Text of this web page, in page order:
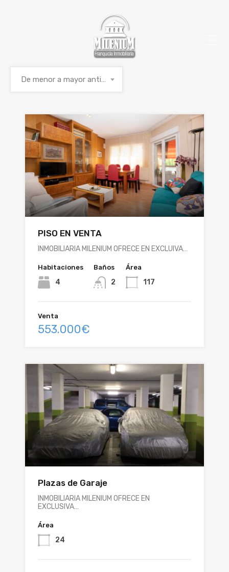
De menor a mayor antigüedad
PISO EN VENTA
INMOBILIARIA MILENIUM OFRECE EN EXCLUIVA…
Habitaciones
4
Baños
2
Área
117
Venta
553.000€
Plazas de Garaje
INMOBILIARIA MILENIUM OFRECE EN
EXCLUSIVA…
Área
24